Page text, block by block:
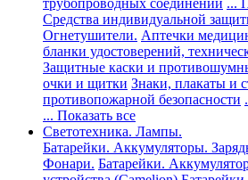
трубопроводных соединений ...
Средства индивидуальной
Огнетушители. Аптечки
бланки удостоверений,
Защитные каски и
очки и щитки Знаки, плакаты и
противопожарной безопасности
... Показать все
Светотехника. Лампы.
Батарейки. Аккумуляторы.
Фонари. Батарейки.